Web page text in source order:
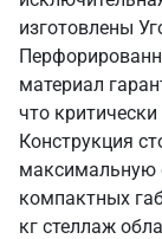
изготовлены
материал
что
Конструкция
максимальную
компактных
кг стеллаж